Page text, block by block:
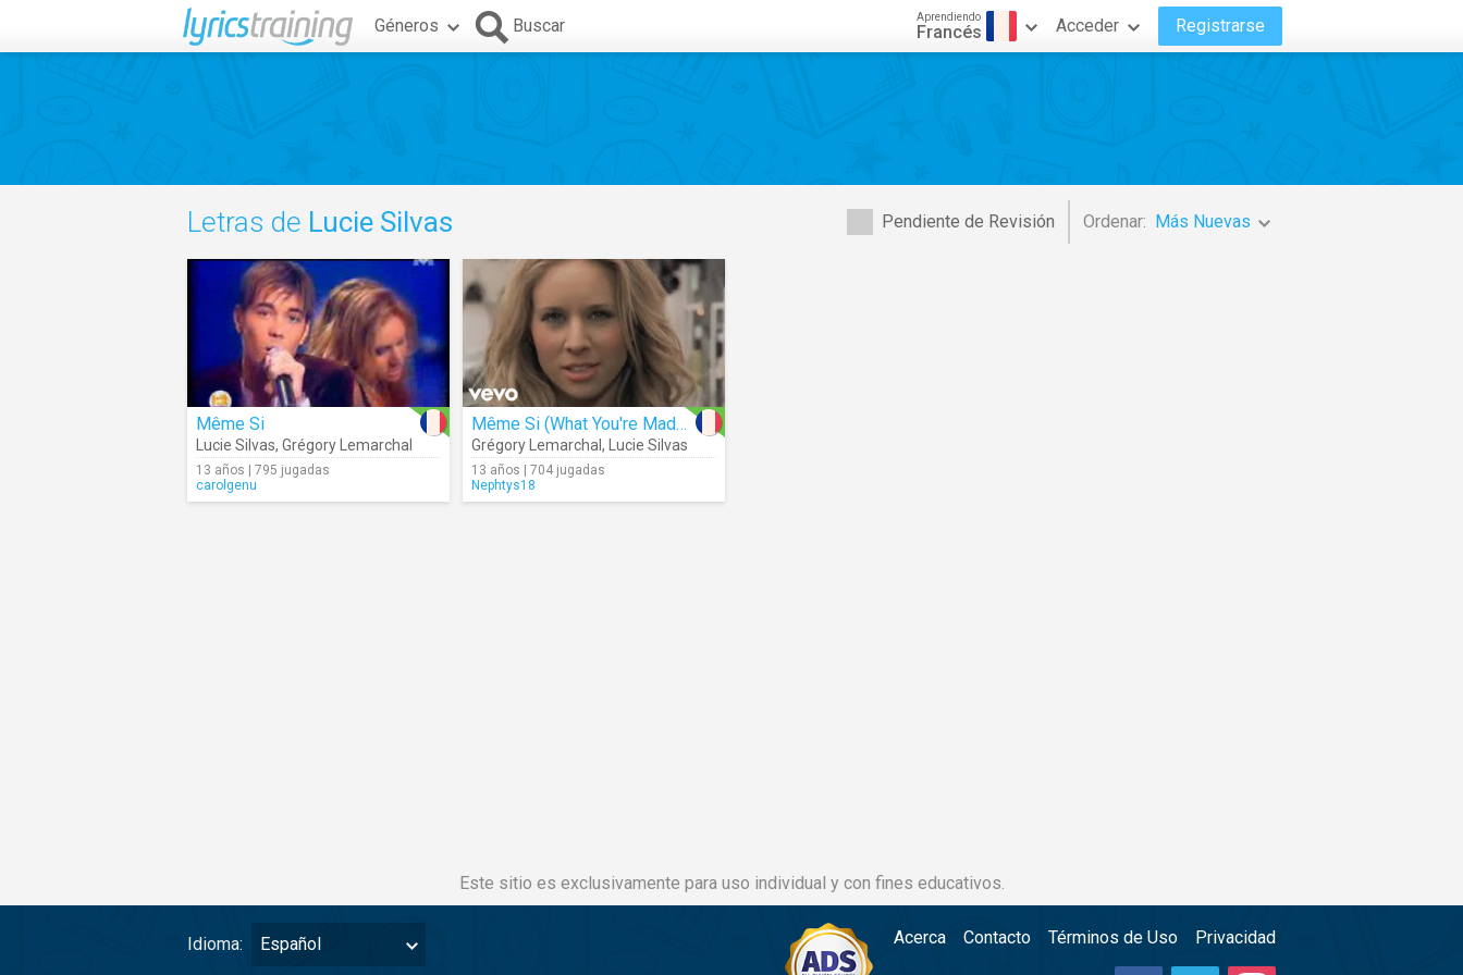
Géneros Buscar Aprendiendo
Francés Acceder Registrarse
Pendiente de Revisión Ordenar: Más Nuevas
Letras de Lucie Silvas
Même Si
Lucie Silvas, Grégory Lemarchal
13 años | 795 jugadas
carolgenu
Même Si (What You're Made Of)
Grégory Lemarchal , Lucie Silvas
13 años | 704 jugadas
Nephtys18
Este sitio es exclusivamente para uso individual y con fines educativos.
Idioma: Español Acerca Contacto Términos de Uso Privacidad